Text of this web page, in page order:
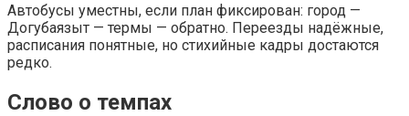
Автобусы уместны, если план фиксирован: город —
Догубаязыт — термы — обратно. Переезды надёжные,
расписания понятные, но стихийные кадры достаются
редко.
Слово о темпах